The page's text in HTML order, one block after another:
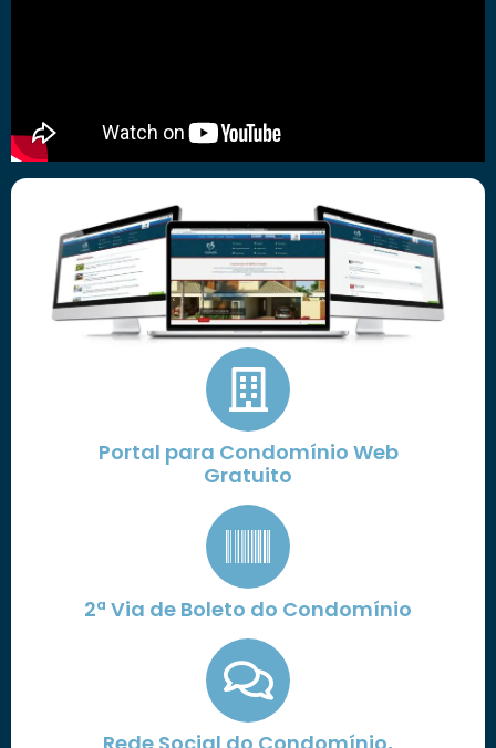
Portal para Condomínio Web
Gratuito
2ª Via de Boleto do Condomínio